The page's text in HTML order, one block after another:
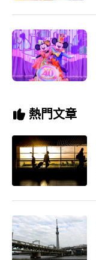
熱門文章